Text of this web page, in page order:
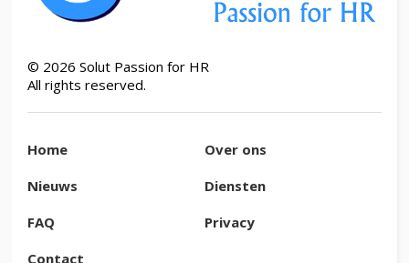
© 2026 Solut Passion for HR
All rights reserved.
Home
Over ons
Nieuws
Diensten
FAQ
Privacy
Contact